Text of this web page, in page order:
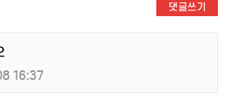
댓글쓰기
16:37